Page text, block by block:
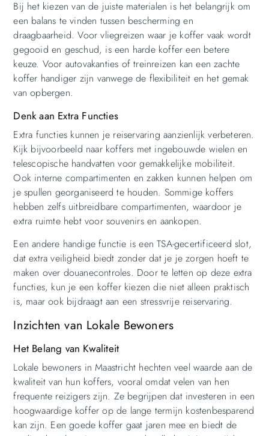
Bij het kiezen van de juiste materialen is het belangrijk om
een balans te vinden tussen bescherming en
draagbaarheid. Voor vliegreizen waar je koffer vaak wordt
gegooid en geschud, is een harde koffer een betere
keuze. Voor autovakanties of treinreizen kan een zachte
koffer handiger zijn vanwege de flexibiliteit en het gemak
van opbergen.
Denk aan Extra Functies
Extra functies kunnen je reiservaring aanzienlijk verbeteren.
Kijk bijvoorbeeld naar koffers met ingebouwde wielen en
telescopische handvatten voor gemakkelijke mobiliteit.
Ook interne compartimenten en zakken kunnen helpen om
je spullen georganiseerd te houden. Sommige koffers
hebben zelfs uitbreidbare compartimenten, waardoor je
extra ruimte hebt voor souvenirs en aankopen.
Een andere handige functie is een TSA-gecertificeerd slot,
dat extra veiligheid biedt zonder dat je je zorgen hoeft te
maken over douanecontroles. Door te letten op deze extra
functies, kun je een koffer kiezen die niet alleen praktisch
is, maar ook bijdraagt aan een stressvrije reiservaring.
Inzichten van Lokale Bewoners
Het Belang van Kwaliteit
Lokale bewoners in Maastricht hechten veel waarde aan de
kwaliteit van hun koffers, vooral omdat velen van hen
frequente reizigers zijn. Ze begrijpen dat investeren in een
hoogwaardige koffer op de lange termijn kostenbesparend
kan zijn. Een goede koffer gaat jaren mee en biedt de